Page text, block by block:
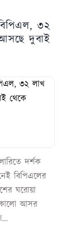
৩২
দুবাই
দর্শক
বিপিএলের
ঘরোয়া
আসর